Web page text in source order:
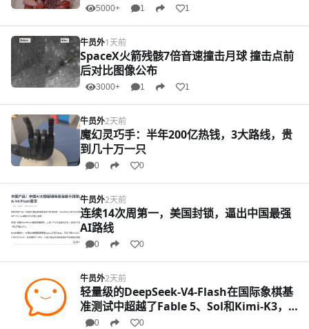
5000+ 1 1
牛员外1天前
SpaceX火箭残骸7倍音速撞击月球 撞击点前
后对比图像公布
3000+ 1 1
牛员外2天前
魔幻灵巧手：半年200亿热钱，3大路线，贵
到几十万一只
0 0
牛员外2天前
连续14次周第一，美国封锁，逼出中国最强
AI路线
0 0
牛员外2天前
轻量级的DeepSeek-V4-Flash在国际象棋基
准测试中超越了Fable 5、Sol和Kimi-K3，
这个硬核的完胜连洗地都没得洗了！
0 0